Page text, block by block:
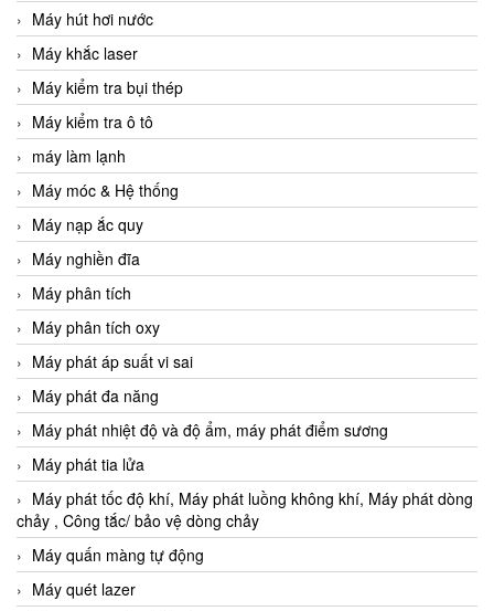
Máy hút hơi nước
Máy khắc laser
Máy kiểm tra bụi thép
Máy kiểm tra ô tô
máy làm lạnh
Máy móc & Hệ thống
Máy nạp ắc quy
Máy nghiền đĩa
Máy phân tích
Máy phân tích oxy
Máy phát áp suất vi sai
Máy phát đa năng
Máy phát nhiệt độ và độ ẩm, máy phát điểm sương
Máy phát tia lửa
Máy phát tốc độ khí, Máy phát luồng không khí, Máy phát dòng
chảy , Công tắc/ bảo vệ dòng chảy
Máy quấn màng tự động
Máy quét lazer